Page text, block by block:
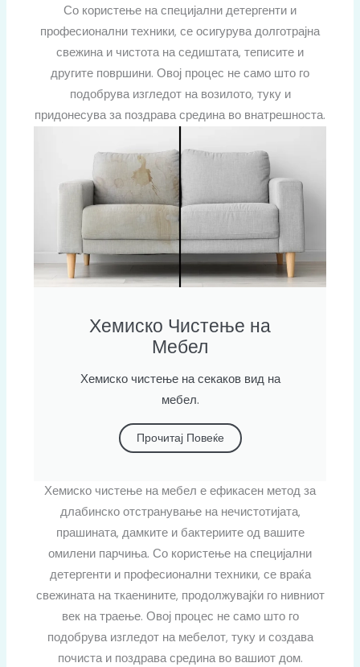
Со користење на специјални детергенти и
професионални техники, се осигурува долготрајна
свежина и чистота на седиштата, теписите и
другите површини. Овој процес не само што го
подобрува изгледот на возилото, туку и
придонесува за поздрава средина во внатрешноста.
Хемиско Чистење на
Мебел
Хемиско чистење на секаков вид на
мебел.
Прочитај Повеќе
Хемиско чистење на мебел е ефикасен метод за
длабинско отстранување на нечистотијата,
прашината, дамките и бактериите од вашите
омилени парчиња. Со користење на специјални
детергенти и професионални техники, се враќа
свежината на ткаенините, продолжувајќи го нивниот
век на траење. Овој процес не само што го
подобрува изгледот на мебелот, туку и создава
почиста и поздрава средина во вашиот дом.